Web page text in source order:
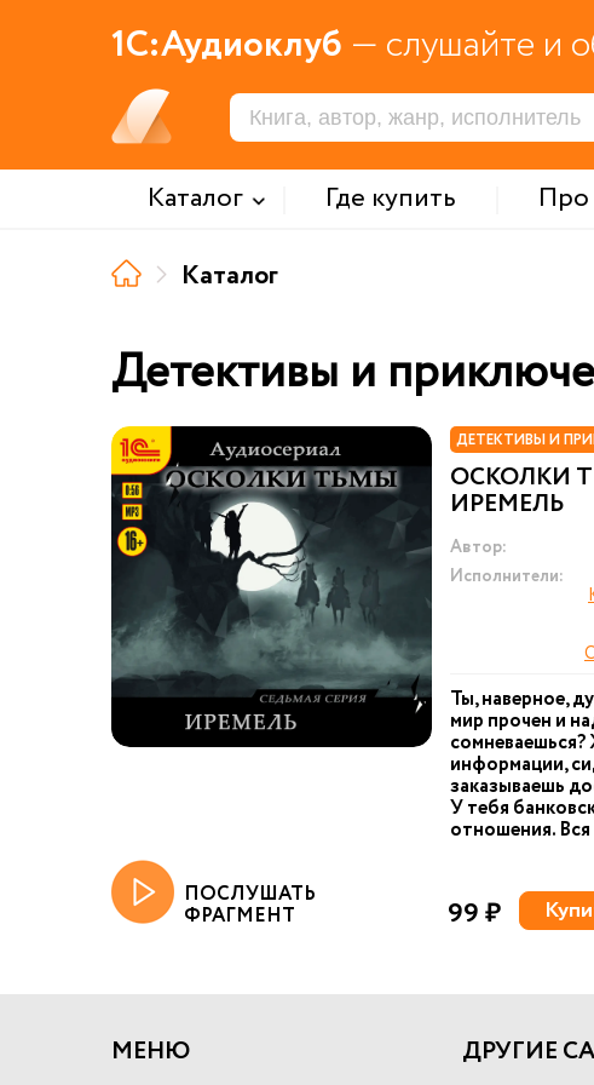
1С:Аудиоклуб — слушайте и
Каталог Где купить Про
Каталог
Детективы и
ДЕТЕКТИВЫ И
ОСКОЛКИ
ИРЕМЕЛЬ
Автор:
Исполнители:
Ты, наверное,
мир прочен и
информации,
заказываешь
У тебя
отношения.
ПОСЛУШАТЬ
ФРАГМЕНТ 99 ₽
МЕНЮ ДРУГИЕ